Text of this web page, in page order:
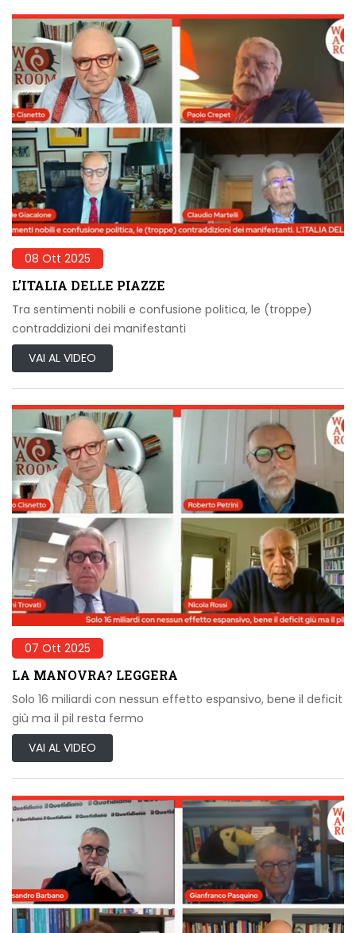
08 Ott 2025
L’ITALIA DELLE PIAZZE
Tra sentimenti nobili e confusione politica, le (troppe)
contraddizioni dei manifestanti
VAI AL VIDEO
07 Ott 2025
LA MANOVRA? LEGGERA
Solo 16 miliardi con nessun effetto espansivo, bene il deficit
giù ma il pil resta fermo
VAI AL VIDEO